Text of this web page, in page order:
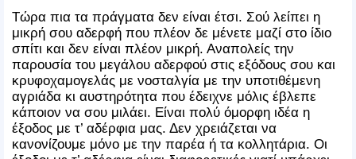
Τώρα πια τα πράγματα δεν είναι έτσι. Σού λείπει η
μικρή σου αδερφή που πλέον δε μένετε μαζί στο ίδιο
σπίτι και δεν είναι πλέον μικρή. Αναπολείς την
παρουσία του μεγάλου αδερφού στις εξόδους σου και
κρυφοχαμογελάς με νοσταλγία με την υποτιθέμενη
αγριάδα κι αυστηρότητα που έδειχνε μόλις έβλεπε
κάποιον να σου μιλάει. Είναι πολύ όμορφη ιδέα η
έξοδος με τ’ αδέρφια μας. Δεν χρειάζεται να
κανονίζουμε μόνο με την παρέα ή τα κολλητάρια. Οι